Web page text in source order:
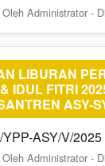
Administrator -
LIBURAN
IDUL FITRI
ASY-
ASY/V/
Administrator -